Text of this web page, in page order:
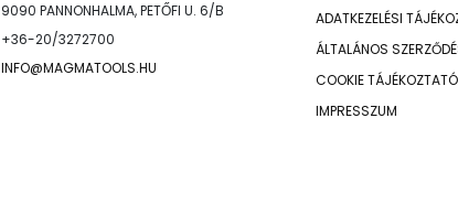
9090 PANNONHALMA, PETŐFI U. 6/B
+36-20/3272700
INFO@MAGMATOOLS.HU
ADATKEZELÉSI
ÁLTALÁNOS
COOKIE TÁJÉKOZTATÓ
IMPRESSZUM